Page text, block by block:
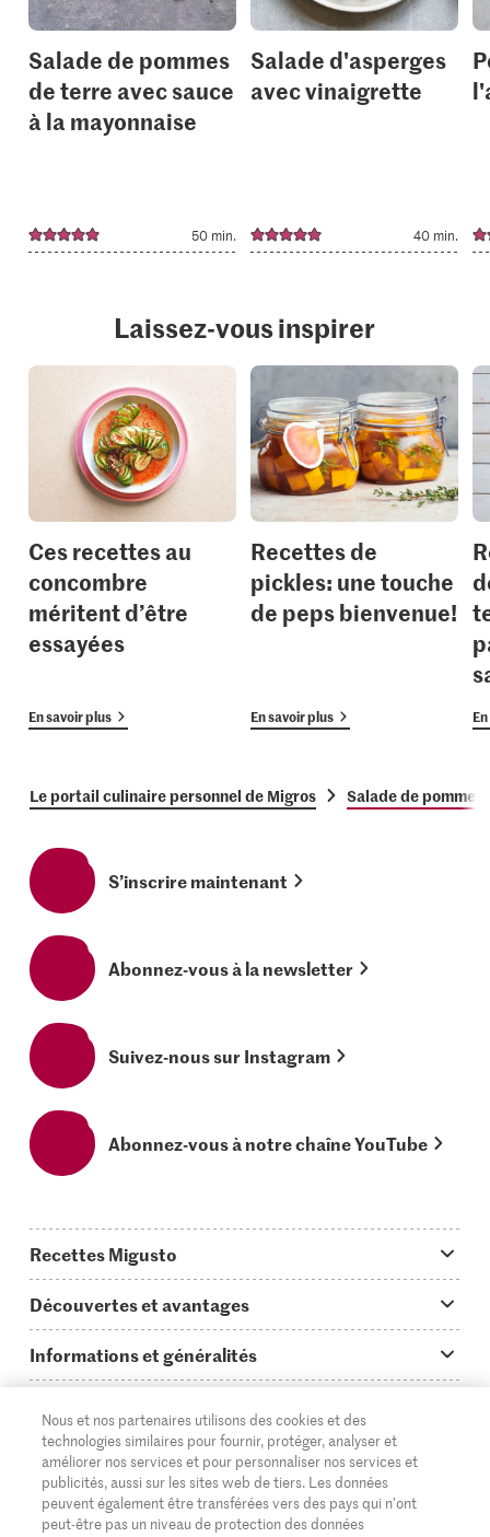
Salade de pommes
de terre avec sauce
à la mayonnaise
50 min.
Salade d'asperges
avec vinaigrette
40 min.
Laissez-vous inspirer
Ces recettes au
concombre
méritent d’être
essayées
En savoir plus
Recettes de
pickles: une touche
de peps bienvenue!
En savoir plus
Le portail culinaire personnel de Migros Salade de
S’inscrire maintenant
Abonnez-vous à la newsletter
Suivez-nous sur Instagram
Abonnez-vous à notre chaîne YouTube
Recettes Migusto
Idées de menus
Plats principaux
Simple & vite prêt
Apéritif
Préparations au four
Découvertes et avantages
On en parle...
Tutoriels
Glossaire des ingrédients
Login Migusto
Informations et généralités
Questions concernant Migusto
Cuisiner avec Migusto
Service clientèle & contact
Publicité
Supermarché
Migros Online
DE FR IT
Nous et nos partenaires utilisons des cookies et des
technologies similaires pour fournir, protéger, analyser et
améliorer nos services et pour personnaliser nos services et
publicités, aussi sur les sites web de tiers. Les données
peuvent également être transférées vers des pays qui n'ont
peut-être pas un niveau de protection des données